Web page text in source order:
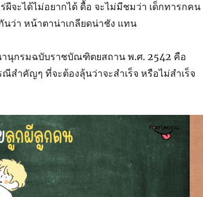
จะได้ไม่อยากได้ ดื้อ จะไม่มีชมว่า เด็กทารกคน
ว่า หน้าตาน่าเกลียดน่าชัง แทน
นุกรมฉบับราชบัณฑิตยสถาน พ.ศ. 2542 คือ
สำคัญๆ ที่จะต้องลุ้นว่าจะสำเร็จ หรือไม่สำเร็จ